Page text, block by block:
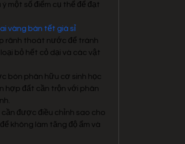
một số điểm cụ thể để đạt
vàng bán tết giá sỉ
rãnh thoát nước để tránh
bỏ hết cỏ dại và các vật
bón phân hữu cơ sinh học
hợp đất cần trộn với phân
được điều chỉnh sao cho
không làm tăng độ ẩm và